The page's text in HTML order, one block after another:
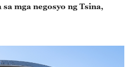
mga negosyo ng Tsina,